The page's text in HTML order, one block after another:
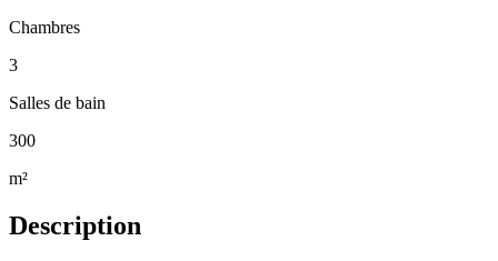
Chambres
3
Salles de bain
300
m²
Description